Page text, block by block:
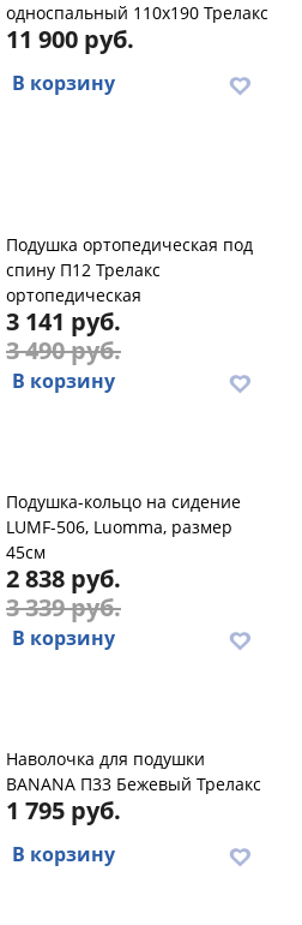
oднocпaльный 110х190 Трелакс
11 900 руб.
В корзину
Подушка ортопедическая под
спину П12 Трелакс
ортопедическая
3 141 руб.
3 490 руб.
В корзину
Подушка-кольцо на сидение
LUMF-506, Luomma, размер
45см
2 838 руб.
3 339 руб.
В корзину
Наволочка для подушки
BANANA П33 Бежевый Трелакс
1 795 руб.
В корзину